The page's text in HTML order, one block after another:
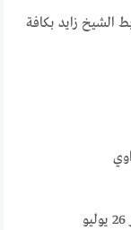
الشيخ زايد بكافة